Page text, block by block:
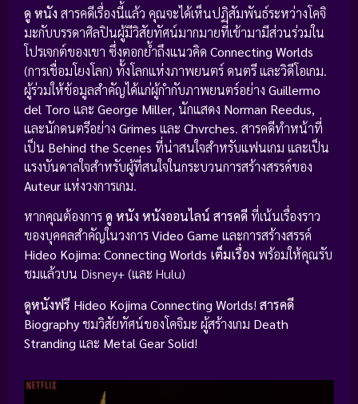
ดู หนัง สารคดีเรื่องนี้แล้ว คุณจะได้เห็นปฏิสัมพันธ์ระหว่างโคจิ
มะกับบรรดาศิลปินผู้มีวิสัยทัศน์มากมายที่เข้ามามีส่วนร่วมใน
โปรเจกต์ของเขา ซึ่งตอกย้ำถึงแนวคิด Connecting Worlds
(การเชื่อมโยงโลก) ทั้งโลกแห่งภาพยนตร์ ดนตรี และวิดีโอเกม.
ผู้ร่วมให้ข้อมูลสำคัญได้แก่ผู้กำกับภาพยนตร์อย่าง Guillermo
del Toro และ George Miller, นักแสดง Norman Reedus,
และนักดนตรีอย่าง Grimes และ Chvrches. สารคดีทำหน้าที่
เป็น Behind the Scenes ที่น่าสนใจสำหรับแฟนเกม และเป็น
แรงบันดาลใจสำหรับผู้ที่สนใจในกระบวนการสร้างสรรค์ของ
Auteurแห่งวงการเกม.
หากคุณต้องการดู หนัง หนังออนไลน์ สารคดีที่เน้นเรื่องราว
ของบุคคลสำคัญในวงการVideo Game และการสร้างสรรค์
Hideo Kojima: Connecting Worlds เต็มเรื่อง พร้อมให้คุณรับ
ชมแล้วบน Disney+ (และ Hulu)
ดูหนังฟรี Hideo Kojima Connecting Worlds! สารคดี
Biography ชมวิสัยทัศน์ของโคจิมะ ผู้สร้างเกม Death
Stranding และ Metal Gear Solid!